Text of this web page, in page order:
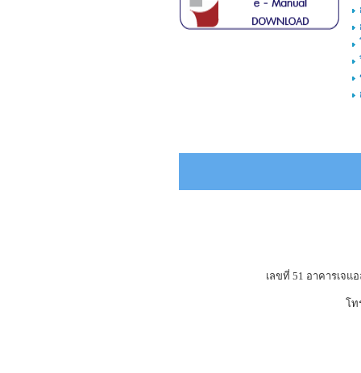
เลขที่ 51 อาคารเจแ
โท